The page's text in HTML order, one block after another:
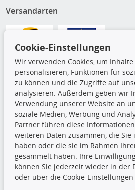
Versandarten
Die hier
dürfen nicht
unterlassen, die Daten oder die
vorherige Zustimmung TecDocs zu
Cookie-Einstellungen
Wir verwenden Cookies, um
personalisieren, Funktionen für
zu können und die Zugriffe auf
analysieren. Außerdem geben wir
Verwendung unserer Website an
soziale Medien, Werbung und
Partner führen diese
weiteren Daten zusammen, die
haben oder die sie im Rahmen
gesammelt haben. Ihre
können Sie jederzeit wieder in der
oder über die Cookie-